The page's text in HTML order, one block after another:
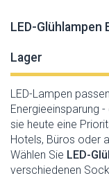
LED-Glühlampen
Lager
LED-Lampen
Energieeinsparung
sie heute eine
Hotels, Büros oder
Wählen Sie LED-
verschiedenen